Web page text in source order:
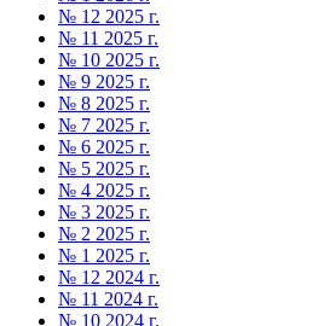
№ 12 2025 г.
№ 11 2025 г.
№ 10 2025 г.
№ 9 2025 г.
№ 8 2025 г.
№ 7 2025 г.
№ 6 2025 г.
№ 5 2025 г.
№ 4 2025 г.
№ 3 2025 г.
№ 2 2025 г.
№ 1 2025 г.
№ 12 2024 г.
№ 11 2024 г.
№ 10 2024 г.